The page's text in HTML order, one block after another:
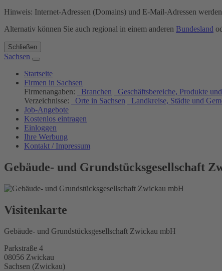
Hinweis: Internet-Adressen (Domains) und E-Mail-Adressen
Alternativ können Sie auch regional in einem anderen Bundesland
Schließen
Sachsen
Startseite
Firmen in Sachsen
Firmenangaben:
Branchen
Geschäftsbereiche, Produkte
Verzeichnisse:
Orte in Sachsen Landkreise, Städte und
Job-Angebote
Kostenlos eintragen
Einloggen
Ihre Werbung
Kontakt / Impressum
Gebäude- und Grundstücksgesellschaft
Visitenkarte
Gebäude- und Grundstücksgesellschaft Zwickau mbH
Parkstraße 4
08056 Zwickau
Sachsen (Zwickau)